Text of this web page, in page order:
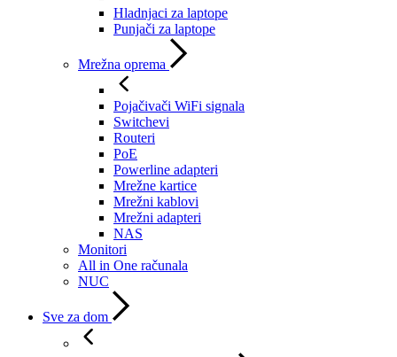
Hladnjaci za laptope
Punjači za laptope
Mrežna oprema
Pojačivači WiFi signala
Switchevi
Routeri
PoE
Powerline adapteri
Mrežne kartice
Mrežni kablovi
Mrežni adapteri
NAS
Monitori
All in One računala
NUC
Sve za dom